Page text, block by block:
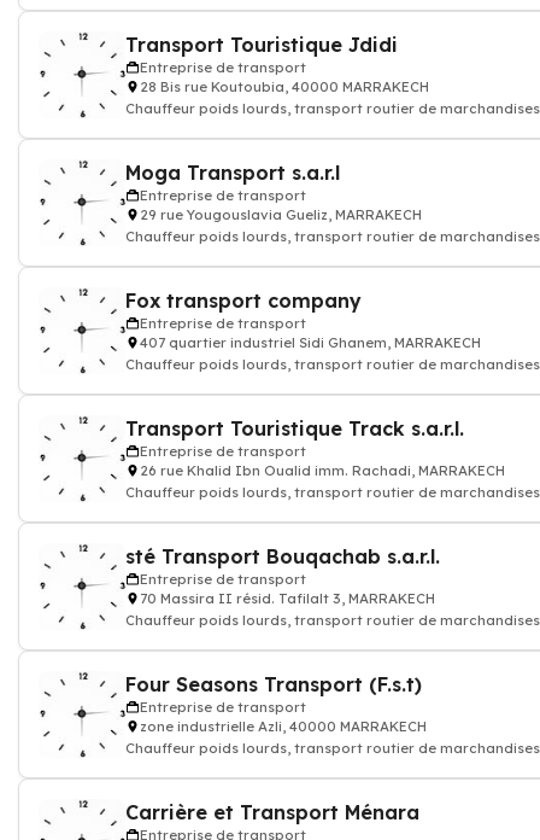
Transport Touristique Jdidi
Entreprise de transport
28 Bis rue Koutoubia, 40000 MARRAKECH
Chauffeur poids lourds, transport routier de
Moga Transport s.a.r.l
Entreprise de transport
29 rue Yougouslavia Gueliz, MARRAKECH
Chauffeur poids lourds, transport routier de
Fox transport company
Entreprise de transport
407 quartier industriel Sidi Ghanem, MARRAKECH
Chauffeur poids lourds, transport routier de
Transport Touristique Track s.a.r.l.
Entreprise de transport
26 rue Khalid Ibn Oualid imm. Rachadi, MARRAKECH
Chauffeur poids lourds, transport routier de
sté Transport Bouqachab s.a.r.l.
Entreprise de transport
70 Massira II résid. Tafilalt 3, MARRAKECH
Chauffeur poids lourds, transport routier de
Four Seasons Transport (F.s.t)
Entreprise de transport
zone industrielle Azli, 40000 MARRAKECH
Chauffeur poids lourds, transport routier de
Carrière et Transport Ménara
Entreprise de transport